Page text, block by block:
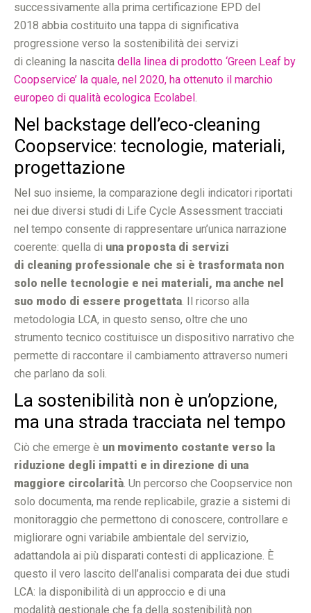
successivamente alla prima certificazione EPD del
2018 abbia costituito una tappa di significativa
progressione verso la sostenibilità dei servizi
di cleaning la nascita della linea di prodotto ‘Green Leaf by
Coopservice’ la quale, nel 2020, ha ottenuto il marchio
europeo di qualità ecologica Ecolabel.
Nel backstage dell’eco-cleaning
Coopservice: tecnologie, materiali,
progettazione
Nel suo insieme, la comparazione degli indicatori riportati
nei due diversi studi di Life Cycle Assessment tracciati
nel tempo consente di rappresentare un’unica narrazione
coerente: quella di una proposta di servizi
di cleaning professionale che si è trasformata non
solo nelle tecnologie e nei materiali, ma anche nel
suo modo di essere progettata. Il ricorso alla
metodologia LCA, in questo senso, oltre che uno
strumento tecnico costituisce un dispositivo narrativo che
permette di raccontare il cambiamento attraverso numeri
che parlano da soli.
La sostenibilità non è un’opzione,
ma una strada tracciata nel tempo
Ciò che emerge è un movimento costante verso la
riduzione degli impatti e in direzione di una
maggiore circolarità. Un percorso che Coopservice non
solo documenta, ma rende replicabile, grazie a sistemi di
monitoraggio che permettono di conoscere, controllare e
migliorare ogni variabile ambientale del servizio,
adattandola ai più disparati contesti di applicazione. È
questo il vero lascito dell’analisi comparata dei due studi
LCA: la disponibilità di un approccio e di una
modalità gestionale che fa della sostenibilità non